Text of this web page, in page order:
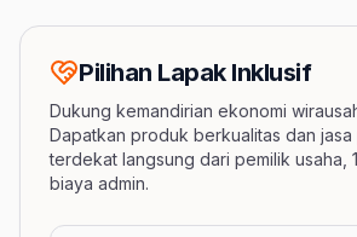
Pilihan Lapak Inklusif
Dukung kemandirian ekonomi
Dapatkan produk berkualitas dan
terdekat langsung dari pemilik usaha,
biaya admin.